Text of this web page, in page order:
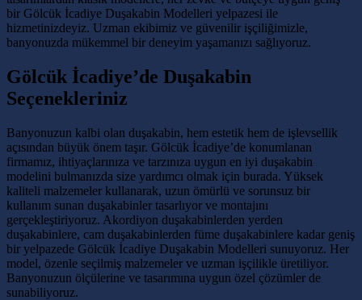
bir Gölcük İcadiye Duşakabin Modelleri yelpazesi ile
hizmetinizdeyiz. Uzman ekibimiz ve güvenilir işçiliğimizle,
banyonuzda mükemmel bir deneyim yaşamanızı sağlıyoruz.
Gölcük İcadiye’de Duşakabin
Seçenekleriniz
Banyonuzun kalbi olan duşakabin, hem estetik hem de işlevsellik
açısından büyük önem taşır. Gölcük İcadiye’de konumlanan
firmamız, ihtiyaçlarınıza ve tarzınıza uygun en iyi duşakabin
modelini bulmanızda size yardımcı olmak için burada. Yüksek
kaliteli malzemeler kullanarak, uzun ömürlü ve sorunsuz bir
kullanım sunan duşakabinler tasarlıyor ve montajını
gerçekleştiriyoruz. Akordiyon duşakabinlerden yerden
duşakabinlere, cam duşakabinlerden füme duşakabinlere kadar geniş
bir yelpazede Gölcük İcadiye Duşakabin Modelleri sunuyoruz. Her
model, özenle seçilmiş malzemeler ve uzman işçilikle üretiliyor.
Banyonuzun ölçülerine ve tasarımına uygun özel çözümler de
sunabiliyoruz.